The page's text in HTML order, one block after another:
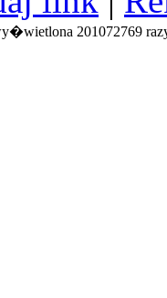
201072769